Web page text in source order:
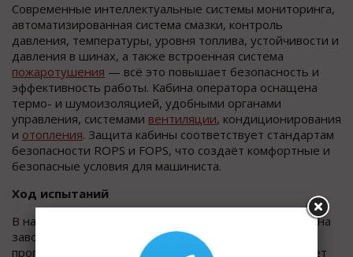
Современные интеллектуальные системы мониторинга,
автоматизированная система смазки, контроль
давления, температуры, уровня топлива, устойчивости и
давления в шинах, а также встроенная система
пожаротушения — всё это повышает безопасность и
эффективность работы. Кабина оператора оснащена
термо- и шумоизоляцией, удобными органами
управления, системами вентиляции, кондиционирования
и отопления. Защита кабины соответствует стандартам
безопасности ROPS и FOPS, что создаёт комфортные и
безопасные условия для машиниста.
Ход испытаний
В настоящее время машина проходит тестирование на
заводском полигоне. По согласованию с заказчиком
программа заводских испытаний полностью повторяет